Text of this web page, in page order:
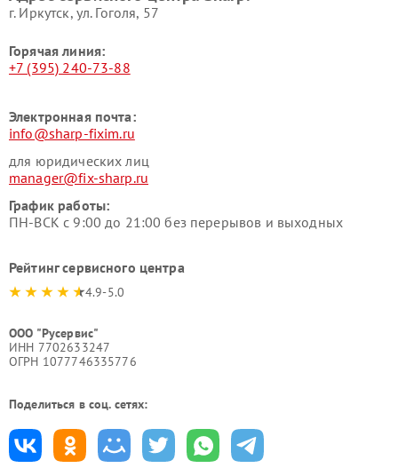
г. Иркутск, ул. ​Гоголя, 57
Горячая линия:
+7 (395) 240-73-88
Электронная почта:
info@sharp-fixim.ru
для юридических лиц
manager@fix-sharp.ru
График работы:
ПН-ВСК с 9:00 до 21:00 без перерывов и выходных
Рейтинг сервисного центра
4.9-5.0
ООО "Русервис"
ИНН 7702633247
ОГРН 1077746335776
Поделиться в соц. сетях: